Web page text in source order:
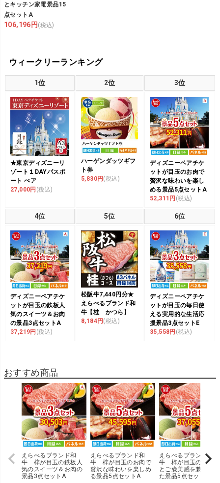
とキッチン家電景品15
点セットA
106,196円 (税込)
ウィークリーランキング
1位 2位 3位
★東京ディズニーリ
ゾート１DAYパスポ
ート ぺア
27,000円 (税込)
ハーゲンダッツギフ
ト券
5,830円(税込)
ディズニーペアチケ
ットが目玉のお肉で
贅沢な味わいを楽し
める景品5点セットA
52,311円 (税込)
4位 5位 6位
ディズニーペアチケ
ットが目玉の鉄板人
気のスイーツ＆お肉
の景品3点セットA
37,219円 (税込)
松阪牛7,440円分★
えらべるブランド和
牛【桂 かつら】
8,184円 (税込)
ディズニーペアチケ
ットが目玉の毎日使
える実用的な生活応
援景品3点セットE
35,558円 (税込)
おすすめ商品
えらべるブランド和
牛 梓が目玉の鉄板人
気のスイーツ＆お肉の
景品3点セットA
えらべるブランド和
牛 梓が目玉のお肉で
贅沢な味わいを楽しめ
る景品5点セットA
えらべるブランド和
牛 梓が目玉の実用性
とご褒美感を兼ね備え
た景品5点セットB